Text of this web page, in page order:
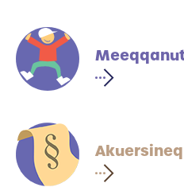
Akuersineq